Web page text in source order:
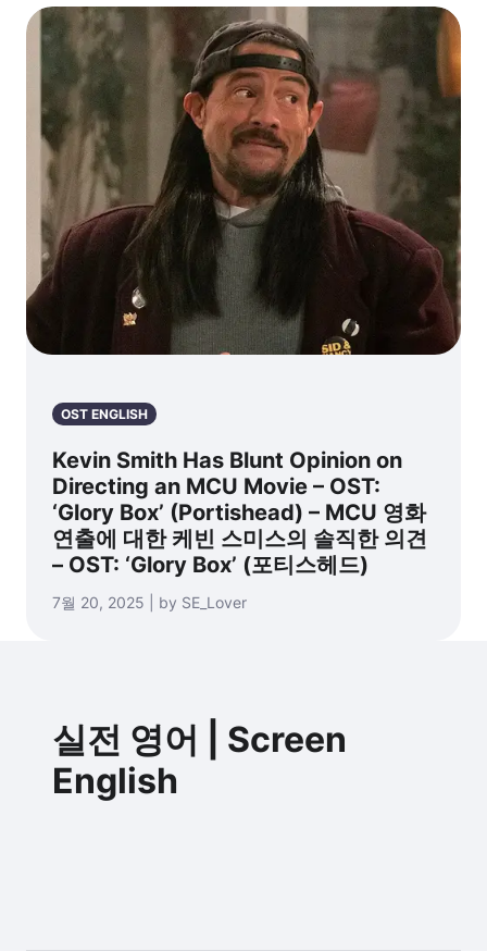
OST ENGLISH
Kevin Smith Has Blunt Opinion on
Directing an MCU Movie – OST:
‘Glory Box’ (Portishead) – MCU 영화
연출에 대한 케빈 스미스의 솔직한 의견
– OST: ‘Glory Box’ (포티스헤드)
7월 20, 2025 | by SE_Lover
실전 영어 | Screen
English